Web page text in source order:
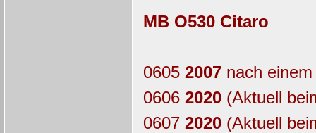
MB O530 Citaro
0605 2007nach einem
0606 2020(Aktuell
0607 2020(Aktuell